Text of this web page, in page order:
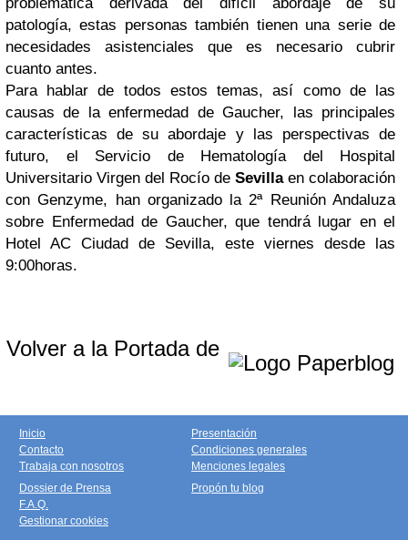
patología, estas personas también tienen una serie de
necesidades asistenciales que es necesario cubrir
cuanto antes.
Para hablar de todos estos temas, así como de las
causas de la enfermedad de Gaucher, las principales
características de su abordaje y las perspectivas de
futuro, el Servicio de Hematología del Hospital
Universitario Virgen del Rocío de Sevillaen colaboración
con Genzyme, han organizado la 2ª Reunión Andaluza
sobre Enfermedad de Gaucher, que tendrá lugar en el
Hotel AC Ciudad de Sevilla, este viernes desde las
9:00horas.
Volver a la Portada de
Inicio
Contacto
Trabaja con nosotros
Presentación
Condiciones generales
Menciones legales
Dossier de Prensa
F.A.Q.
Gestionar cookies
Propón tu blog